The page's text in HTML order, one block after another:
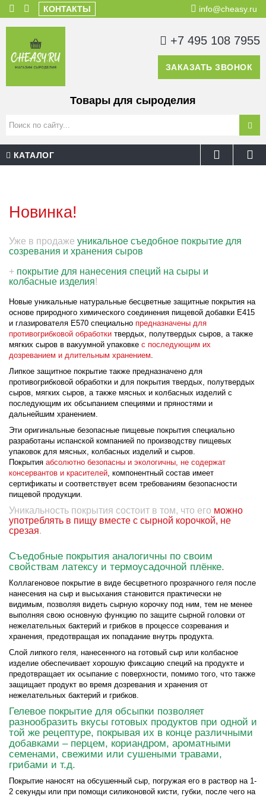
КОНТАКТЫ info@cheasy.ru
+7 495 108 7955
ЗАКАЗАТЬ ЗВОНОК
Товары для сыроделия
КАТАЛОГ
Новинка!
Уже в продаже уникальное съедобное покрытие для
созревания и хранения сыров
+ покрытие для нанесения специй на сыры и
колбасные изделия!
Новые уникальные натуральные бесцветные защитные покрытия на
основе природного химического соединения пищевой добавки Е415
и глазирователя Е570 специально предназначены для
противогрибковой обработки твердых, полутвердых сыров, а также
мягких сыров в вакуумной упаковке с последующим их
дозреванием и длительным хранением.
Липкое защитное покрытие также предназначено для
противогрибковой обработки и для покрытия твердых, полутвердых
сыров, мягких сыров, а также мясных и колбасных изделий с
последующим их обсыпанием специями и пряностями и
дальнейшим хранением.
Эти оригинальные безопасные пищевые покрытия специально
разработаны испанской компанией по производству пищевых
упаковок для мясных, колбасных изделий и сыров.
Покрытия абсолютно безопасны и экологичны, не содержат
консервантов и красителей, компонентный состав имеет
сертификаты и соответствует всем требованиям безопасности
пищевой продукции.
Уникальность покрытия состоит в том, что его можно
употреблять в пищу вместе с сырной корочкой, не
срезая.
Съедобные покрытия аналогичны по своим
свойствам латексу и термоусадочной плёнке.
Коллагеновое покрытие в виде бесцветного прозрачного геля после
нанесения на сыр и высыхания становится практически не
видимым, позволяя видеть сырную корочку под ним, тем не менее
выполняя свою основную функцию по защите сырной головки от
нежелательных бактерий и грибков в процессе созревания и
хранения, предотвращая их попадание внутрь продукта.
Слой липкого геля, нанесенного на готовый сыр или колбасное
изделие обеспечивает хорошую фиксацию специй на продукте и
предотвращает их осыпание с поверхности, помимо того, что также
защищает продукт во время дозревания и хранения от
нежелательных бактерий и грибков.
Гелевое покрытие для обсыпки позволяет
разнообразить вкусы готовых продуктов при одной и
той же рецептуре, покрывая их в конце различными
добавками – перцем, кориандром, ароматными
семенами, свежими или сушеными травами,
грибами и т.д.
Покрытие наносят на обсушенный сыр, погружая его в раствор на 1-
2 секунды или при помощи силиконовой кисти, губки, после чего на